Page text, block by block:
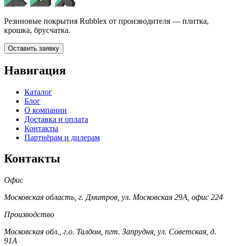
Резиновые покрытия Rubblex от производителя — плитка,
крошка, брусчатка.
Оставить заявку
Навигация
Каталог
Блог
О компании
Доставка и оплата
Контакты
Партнёрам и дилерам
Контакты
Офис
Московская область, г. Дмитров, ул. Московская 29А, офис 224
Производство
Московская обл., г.о. Талдом, пгт. Запрудня, ул. Советская, д.
91А